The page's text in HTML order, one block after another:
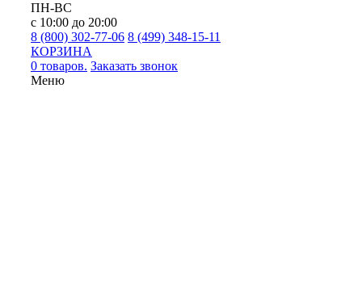
ПН-ВС
с 10:00 до 20:00
8 (800) 302-77-06 8 (499) 348-15-11
КОРЗИНА
0 товаров. Заказать звонок
Меню